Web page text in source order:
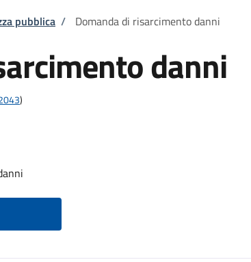
pubblica / Domanda di risarcimento danni
danni
)